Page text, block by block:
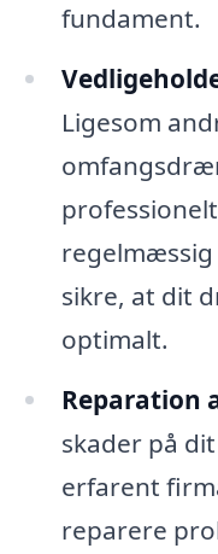
fundament.
Ligesom
sikre, at dit
optimalt.
Reparation
skader på
erfarent
reparere